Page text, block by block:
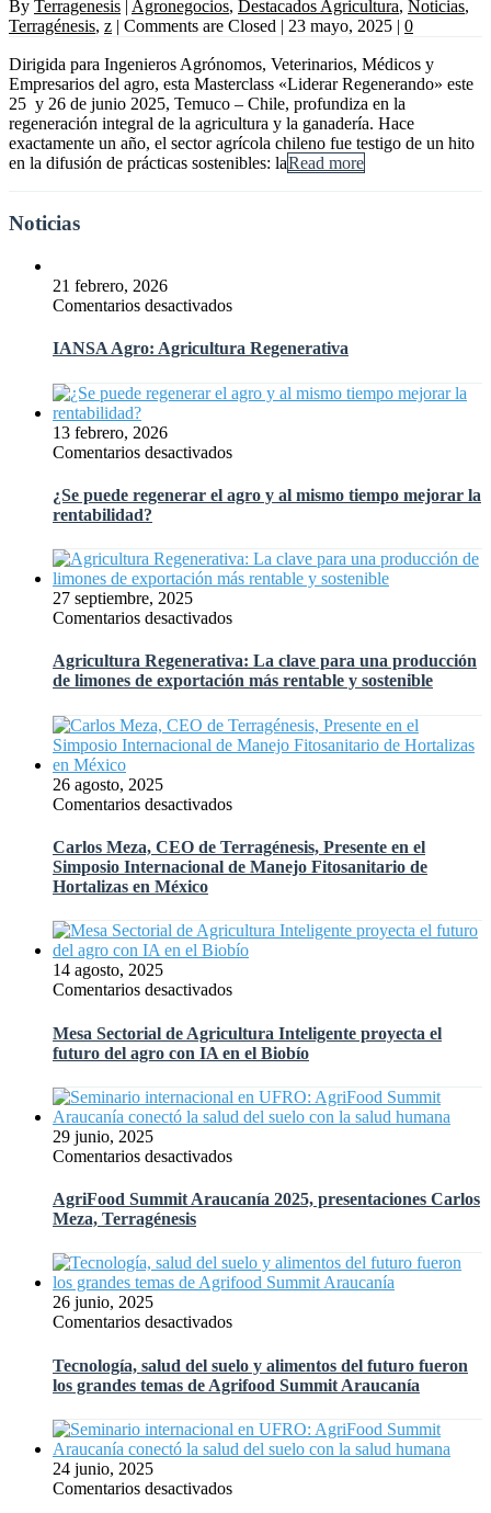
By Terragenesis | Agronegocios, Destacados Agricultura, Noticias,
Terragénesis, z | Comments are Closed | 23 mayo, 2025 | 0
Dirigida para Ingenieros Agrónomos, Veterinarios, Médicos y
Empresarios del agro, esta Masterclass «Liderar Regenerando» este
25 y 26 de junio 2025, Temuco – Chile, profundiza en la
regeneración integral de la agricultura y la ganadería. Hace
exactamente un año, el sector agrícola chileno fue testigo de un hito
en la difusión de prácticas sostenibles: laRead more
Noticias
21 febrero, 2026
Comentarios desactivadosen
Agro:
Agricultura
Regenerativa
IANSA Agro: Agricultura Regenerativa
13 febrero, 2026
Comentarios desactivadosen
puede
regenerar
agro
y
al
tiempo
la
rentabilidad?
¿Se puede regenerar el agro y al mismo tiempo mejorar la
rentabilidad?
27 septiembre, 2025
Comentarios desactivadosen
Regenerativa:
La
para
una
producción
de
más
rentable
Agricultura Regenerativa: La clave para una producción
de limones de exportación más rentable y sostenible
26 agosto, 2025
Comentarios desactivadosen
Meza,
CEO
Presente
en
el
Internacional
Manejo
Fitosanitario
Hortalizas
en
Carlos Meza, CEO de Terragénesis, Presente en el
Simposio Internacional de Manejo Fitosanitario de
Hortalizas en México
14 agosto, 2025
Comentarios desactivadosen
Sectorial
de
Agricultura
Inteligente
proyecta
el
del
con
el
Biobío
Mesa Sectorial de Agricultura Inteligente proyecta el
futuro del agro con IA en el Biobío
29 junio, 2025
Comentarios desactivadosen
Summit
presentaciones
Carlos
Meza,
AgriFood Summit Araucanía 2025, presentaciones Carlos
Meza, Terragénesis
26 junio, 2025
Comentarios desactivadosen
salud
del
suelo
y
alimentos
del
fueron
Tecnología, salud del suelo y alimentos del futuro fueron
los grandes temas de Agrifood Summit Araucanía
24 junio, 2025
Comentarios desactivadosen